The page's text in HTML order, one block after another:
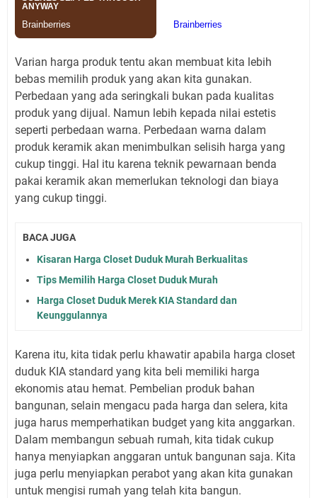
Varian harga produk tentu akan membuat kita lebih
bebas memilih produk yang akan kita gunakan.
Perbedaan yang ada seringkali bukan pada kualitas
produk yang dijual. Namun lebih kepada nilai estetis
seperti perbedaan warna. Perbedaan warna dalam
produk keramik akan menimbulkan selisih harga yang
cukup tinggi. Hal itu karena teknik pewarnaan benda
pakai keramik akan memerlukan teknologi dan biaya
yang cukup tinggi.
BACA JUGA
Kisaran Harga Closet Duduk Murah Berkualitas
Tips Memilih Harga Closet Duduk Murah
Harga Closet Duduk Merek KIA Standard dan
Keunggulannya
Karena itu, kita tidak perlu khawatir apabila harga closet
duduk KIA standard yang kita beli memiliki harga
ekonomis atau hemat. Pembelian produk bahan
bangunan, selain mengacu pada harga dan selera, kita
juga harus memperhatikan budget yang kita anggarkan.
Dalam membangun sebuah rumah, kita tidak cukup
hanya menyiapkan anggaran untuk bangunan saja. Kita
juga perlu menyiapkan perabot yang akan kita gunakan
untuk mengisi rumah yang telah kita bangun.